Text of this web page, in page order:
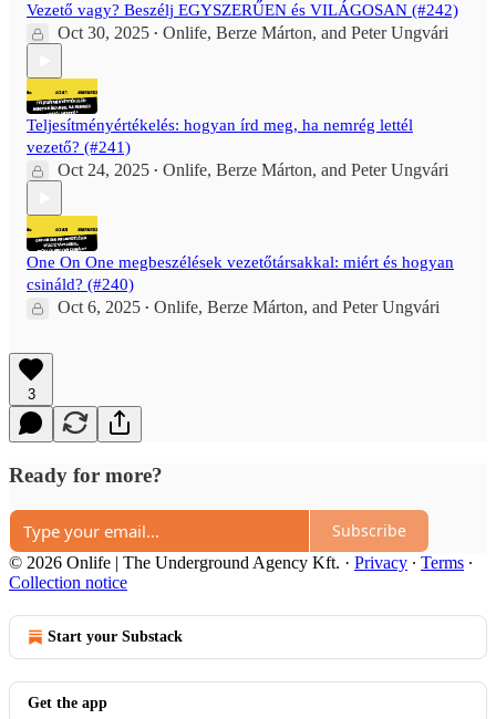
Vezető vagy? Beszélj EGYSZERŰEN és VILÁGOSAN (#242)
Oct 30, 2025 • Onlife, Berze Márton, and Peter Ungvári
Teljesítményértékelés: hogyan írd meg, ha nemrég lettél
vezető? (#241)
Oct 24, 2025 • Onlife, Berze Márton, and Peter Ungvári
One On One megbeszélések vezetőtársakkal: miért és hogyan
csináld? (#240)
Oct 6, 2025 • Onlife, Berze Márton, and Peter Ungvári
3
Ready for more?
Subscribe
© 2026 Onlife | The Underground Agency Kft. · Privacy ∙ Terms ∙
Collection notice
Start your Substack
Get the app